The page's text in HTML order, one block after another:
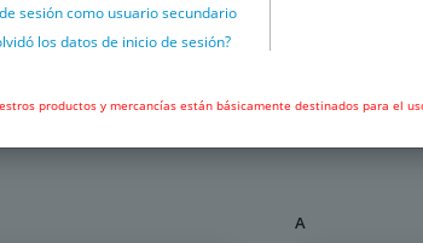
sesión como usuario secundario
los datos de inicio de sesión?
productos y mercancías están básicamente destinados para el
Representación
(+20°C), -0,95 hasta 10 bar
A